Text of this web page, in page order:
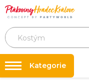
Kategorie